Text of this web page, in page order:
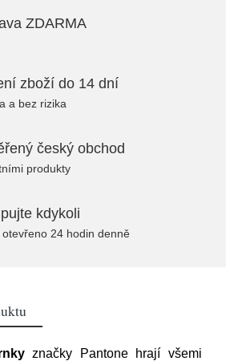
ZDARMA
zboží do 14 dní
a bez rizika
český obchod
produkty
kdykoli
otevřeno 24 hodin denně
značky Pantone hrají všemi